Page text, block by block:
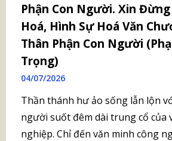
Phận Con Người. Xin
Hoá, Hình Sự Hoá Văn
Thân Phận Con Người
Trọng)
04/07/2026
Thần thánh hư ảo sống lẫn lộn
người suốt đêm dài trung cổ của
nghiệp. Chỉ đến văn minh công